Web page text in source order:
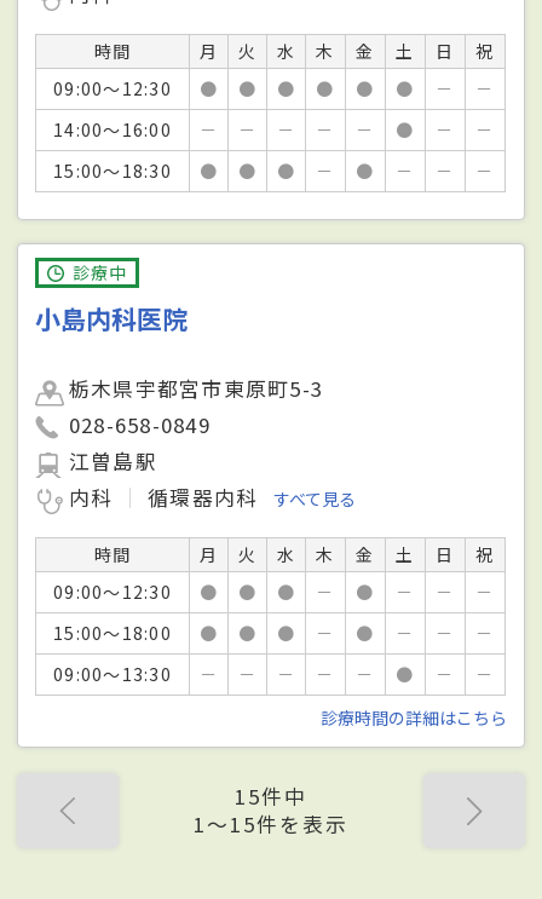
時間 月 火 水 木 金 土 日
祝
09:00～12:30
● ● ● ● ● ● －
－
14:00～16:00
－ － － － － ● －
－
15:00～18:30
● ● ● － ● － － －
診療中
小島内科医院
栃木県宇都宮市東原町5-3
028-658-0849
江曽島駅
内科
循環器内科 すべて見る
時間 月 火 水 木 金 土 日
祝
09:00～12:30
● ● ● － ● － －
－
15:00～18:00
● ● ● － ● － －
－
09:00～13:30
－ － － － － ● －
－
診療時間の詳細はこちら
15件中
1〜15件を表示